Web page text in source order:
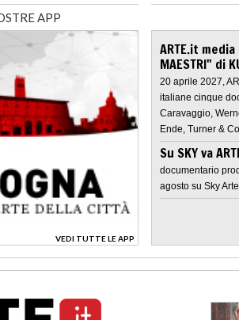
APP
VEDI TUTTE LE APP
>
ARTE.it
MAESTRI" di
20 aprile 2027,
italiane cinque
Caravaggio,
Ende, Turner &
Su SKY va
documentario
agosto su Sky Arte